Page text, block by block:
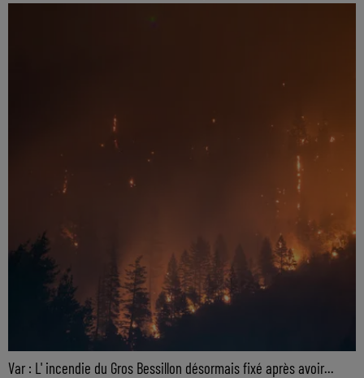
Var : L' incendie du Gros Bessillon désormais fixé après avoir...